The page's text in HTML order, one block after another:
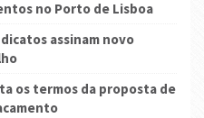
no Porto de Lisboa
assinam novo
os termos da proposta de